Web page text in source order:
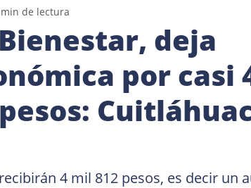
deja
por casi
de lectura
4 mil 812 pesos, es decir un